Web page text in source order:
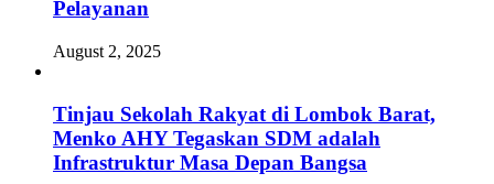
Pelayanan
August 2, 2025
Tinjau Sekolah Rakyat di Lombok Barat,
Menko AHY Tegaskan SDM adalah
Infrastruktur Masa Depan Bangsa